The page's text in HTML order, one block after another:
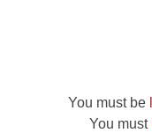
You must be
You must